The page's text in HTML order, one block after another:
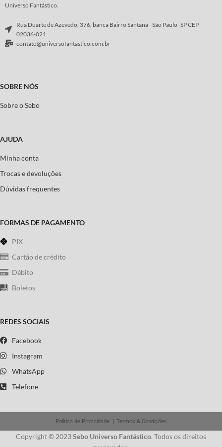
Universo Fantástico.
Rua Duarte de Azevedo, 376, banca Bairro Santana - São Paulo -SP CEP
02036-021
contato@universofantastico.com.br
SOBRE NÓS
Sobre o Sebo
AJUDA
Minha conta
Trocas e devoluções
Dúvidas frequentes
FORMAS DE PAGAMENTO
PIX
Cartão de crédito
Débito
Boletos
REDES SOCIAIS
Facebook
Instagram
WhatsApp
Telefone
Política de Privacidade | Termos & Condições
Copyright © 2023Sebo Universo Fantástico. Todos os direitos